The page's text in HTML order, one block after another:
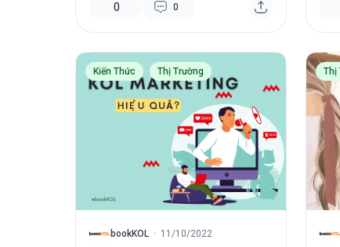
0 0
Kiến Thức Thị Trường
B bookKOL · 11/10/2022
Thị
B